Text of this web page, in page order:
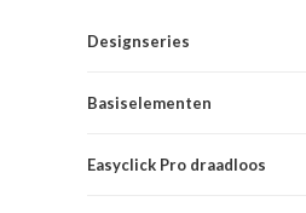
Designseries
Basiselementen
Easyclick Pro draadloos